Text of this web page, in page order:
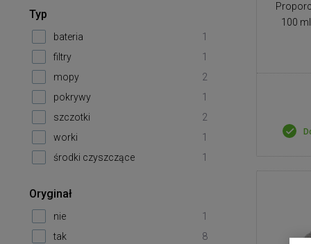
100
Typ
bateria
1
filtry
1
mopy
2
pokrywy
1
szczotki
2
worki
1
środki czyszczące
1
Oryginał
nie
1
tak
8